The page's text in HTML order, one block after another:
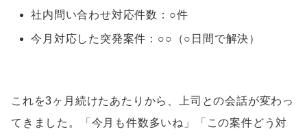
社内問い合わせ対応件数：○件
今月対応した突発案件：○○（○日間で解決）
これを3ヶ月続けたあたりから、上司との会話が変わっ
てきました。「今月も件数多いね」「この案件どう対